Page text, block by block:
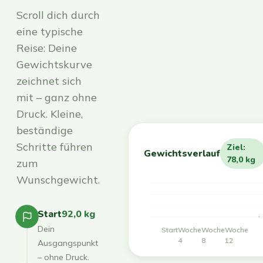
Scroll dich durch
eine typische
Reise: Deine
Gewichtskurve
zeichnet sich
mit – ganz ohne
Druck. Kleine,
beständige
Schritte führen
zum
Wunschgewicht.
Start92,0 kg
Dein
Ausgangspunkt
– ohne Druck.
Gewichtsverlauf
Ziel:
78,0 kg
StartWoche
4
Woche
8
Woche
12